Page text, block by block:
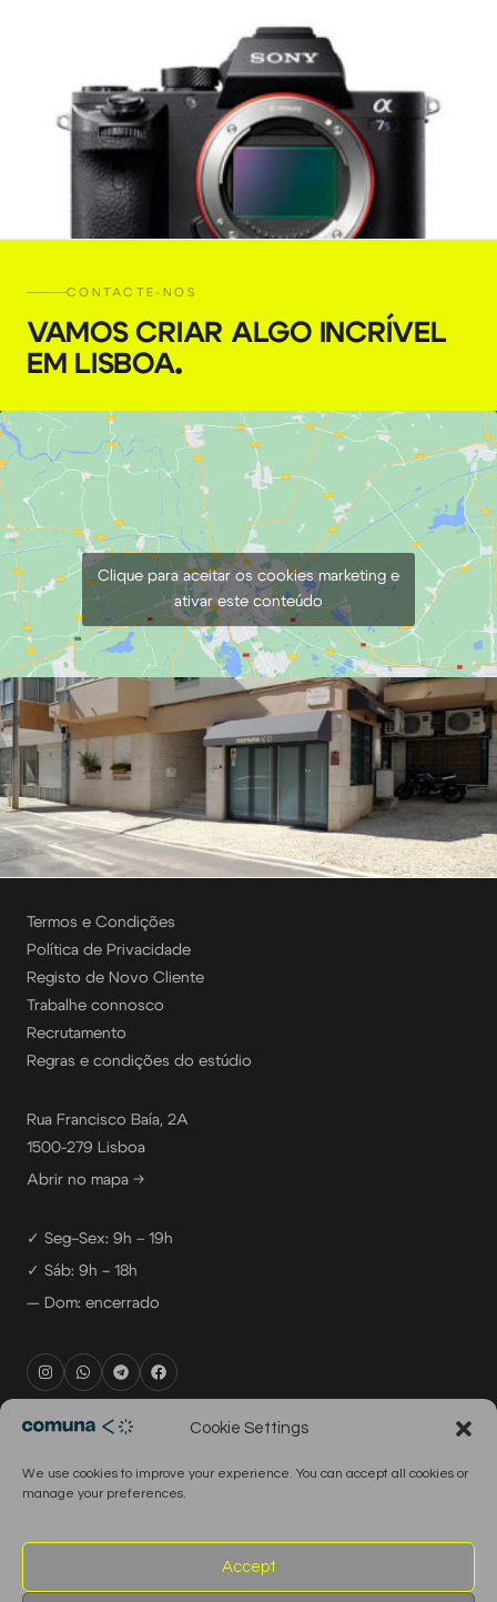
Cookie Settings
We use cookies to improve your experience. You can accept all cookies or
manage your preferences.
Accept
Câmara Sony a7s II
€59,00 + 23% VAT
CONTACTE-NOS
VAMOS CRIAR ALGO INCRÍVEL
EM LISBOA.
Clique para aceitar os cookies marketing e
ativar este conteúdo
Termos e Condições
Política de Privacidade
Registo de Novo Cliente
Trabalhe connosco
Recrutamento
Regras e condições do estúdio
Rua Francisco Baía, 2A
1500-279 Lisboa
Abrir no mapa →
✓ Seg–Sex: 9h – 19h
✓ Sáb: 9h – 18h
— Dom: encerrado
rental@comuna.pt
production@comuna.pt